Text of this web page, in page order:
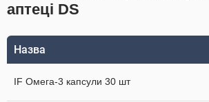
аптеці DS
Назва
IF Омега-3 капсули 30 шт